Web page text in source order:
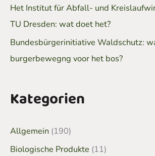
Het Institut für Abfall- und
TU Dresden: wat doet het?
Bundesbürgerinitiative Waldschutz:
burgerbewegng voor het bos?
Kategorien
Allgemein (190)
Biologische Produkte (11)